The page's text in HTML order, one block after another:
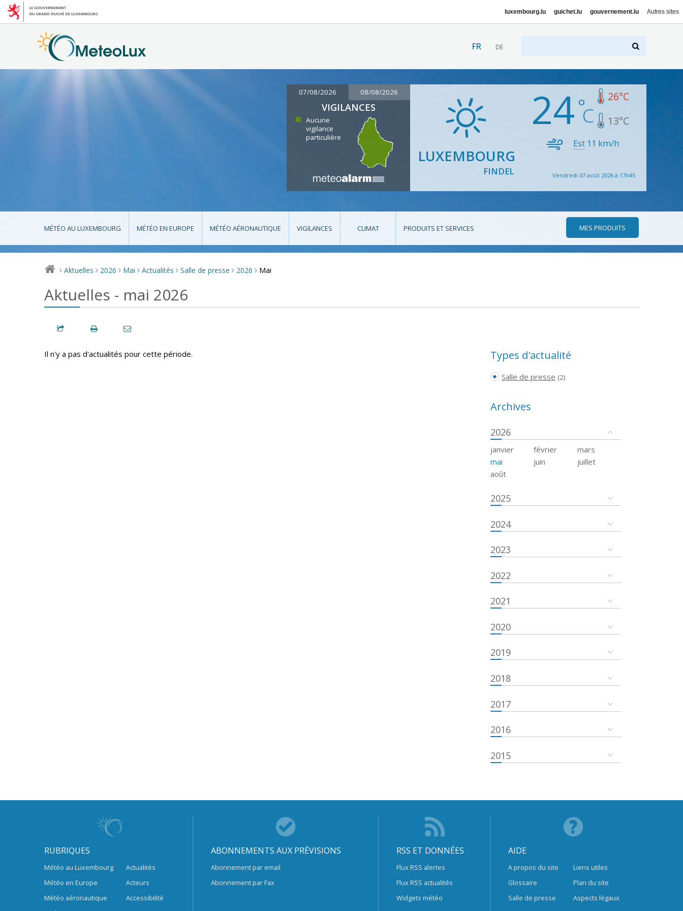
luxembourg.lu guichet.lu gouvernement.lu Autres sites
FR DE
07/08/2026 08/08/2026
VIGILANCES
Aucune
vigilance
particulière
LUXEMBOURG
FINDEL
24 26°C
13°C
Est11 km/h
Vendredi 07 août 2026 à 17h45
MÉTÉO AU LUXEMBOURG MÉTÉO EN EUROPE MÉTÉO AÉRONAUTIQUE VIGILANCES CLIMAT PRODUITS ET SERVICES MES PRODUITS
> Aktuelles > 2026 > Mai > Actualités > Salle de presse > 2026 > Mai
Aktuelles - mai 2026
Il n'y a pas d'actualités pour cette période. Types d'actualité
Salle de presse (2)
Archives
2026
janvier février
mars
mai
juin
juillet
août
2025
2024
2023
2022
2021
2020
2019
2018
2017
2016
2015
RUBRIQUES
Météo au Luxembourg
Météo en Europe
Météo aéronautique
Actualités
Acteurs
Accessibilité
ABONNEMENTS AUX PRÉVISIONS
Abonnement par email
Abonnement par Fax
RSS ET DONNÉES
Flux RSS alertes
Flux RSS actualités
Widgets météo
AIDE
A propos du site
Glossaire
Salle de presse
Liens utiles
Plan du site
Aspects légaux